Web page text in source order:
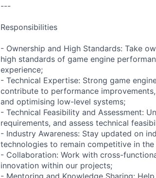
---
Responsibilities
- Ownership and High Standards: Take
high standards of game engine
experience;
- Technical Expertise: Strong game
contribute to performance
and optimising low-level systems;
- Technical Feasibility and Assessment:
requirements, and assess technical
- Industry Awareness: Stay updated on
technologies to remain competitive in
- Collaboration: Work with cross-
innovation within our projects;
- Mentoring and Knowledge Sharing: